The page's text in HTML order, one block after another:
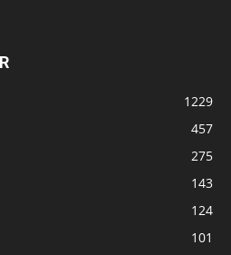
1229
457
275
143
124
101